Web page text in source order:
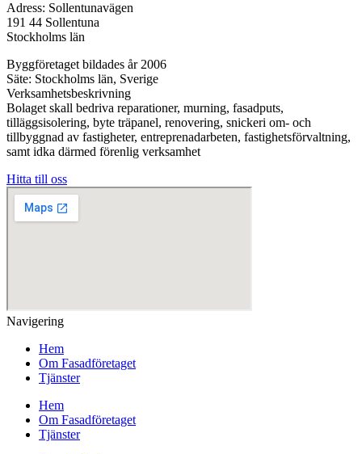
Adress: Sollentunavägen
191 44 Sollentuna
Stockholms län
Byggföretaget bildades år 2006
Säte: Stockholms län, Sverige
Verksamhetsbeskrivning
Bolaget skall bedriva reparationer, murning, fasadputs,
tilläggsisolering, byte träpanel, renovering, snickeri om- och
tillbyggnad av fastigheter, entreprenadarbeten, fastighetsförvaltning,
samt idka därmed förenlig verksamhet
Hitta till oss
Navigering
Hem
Om Fasadföretaget
Tjänster
Hem
Om Fasadföretaget
Tjänster